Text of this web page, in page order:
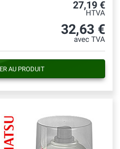
27,19 €
HTVA
32,63 €
avec TVA
AU PRODUIT